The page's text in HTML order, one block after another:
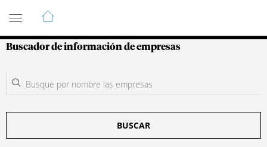
Guía de Empresas Colombianas
Buscador de información de empresas
BUSCAR